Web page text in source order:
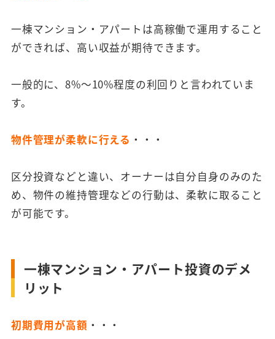
一棟マンション・アパートは高稼働で運用すること
ができれば、高い収益が期待できます。
一般的に、8%～10%程度の利回りと言われていま
す。
物件管理が柔軟に行える ・・・
区分投資などと違い、オーナーは自分自身のみのた
め、物件の維持管理などの行動は、柔軟に取ること
が可能です。
一棟マンション・アパート投資のデメ
リット
初期費用が高額 ・・・